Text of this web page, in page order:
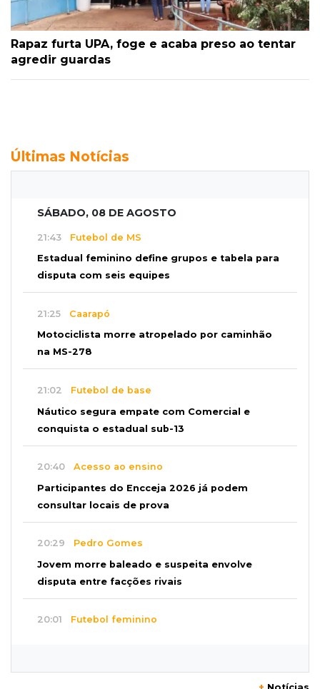
Rapaz furta UPA, foge e acaba preso ao tentar
agredir guardas
Últimas Notícias
SÁBADO, 08 DE AGOSTO
21:43 Futebol de MS
Estadual feminino define grupos e tabela para
disputa com seis equipes
21:25 Caarapó
Motociclista morre atropelado por caminhão
na MS-278
21:02 Futebol de base
Náutico segura empate com Comercial e
conquista o estadual sub-13
20:40 Acesso ao ensino
Participantes do Encceja 2026 já podem
consultar locais de prova
20:29 Pedro Gomes
Jovem morre baleado e suspeita envolve
disputa entre facções rivais
20:01 Futebol feminino